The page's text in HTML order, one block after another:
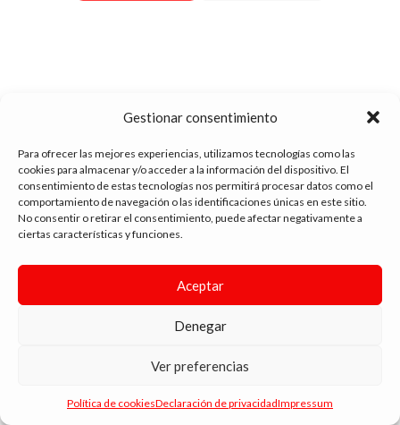
Gestionar consentimiento
Para ofrecer las mejores experiencias, utilizamos tecnologías como las
cookies para almacenar y/o acceder a la información del dispositivo. El
consentimiento de estas tecnologías nos permitirá procesar datos como el
comportamiento de navegación o las identificaciones únicas en este sitio.
No consentir o retirar el consentimiento, puede afectar negativamente a
ciertas características y funciones.
Aceptar
Denegar
Ver preferencias
Política de cookiesDeclaración de privacidadImpressum
tienda vapeo málaga
CONTACTO
SIGUE NAVEGANDO